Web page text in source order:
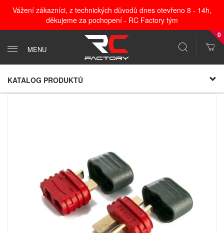
Vážení zákazníci, z technických důvodů dnes otevřeno 8 - 14h,
děkujeme za pochopení - RC Factory tým
MENU
0
KATALOG PRODUKTŮ